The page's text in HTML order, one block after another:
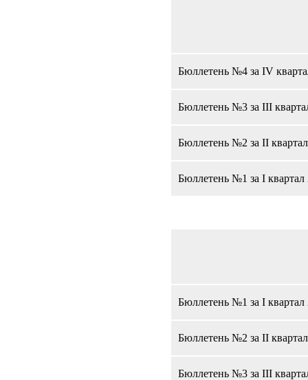
Бюллетень №4 за IV
Бюллетень №3 за III
Бюллетень №2 за II
Бюллетень №1 за I квартал
Бюллетень №1 за I квартал
Бюллетень №2 за II
Бюллетень №3 за III